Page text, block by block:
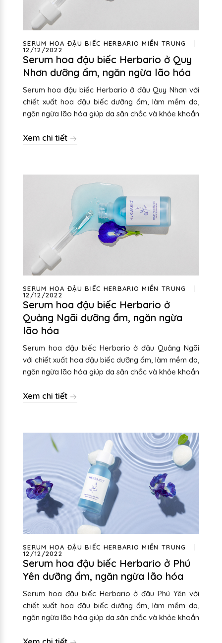
SERUM HOA ĐẬU BIẾC HERBARIO MIỀN TRUNG
12/12/2022
Serum hoa đậu biếc Herbario ở Quy
Nhơn dưỡng ẩm, ngăn ngừa lão hóa
Serum hoa đậu biếc Herbario ở đâu Quy Nhơn với
chiết xuất hoa đậu biếc dưỡng ẩm, làm mềm da,
ngăn ngừa lão hóa giúp da săn chắc và khỏe khoắn
Xem chi tiết
SERUM HOA ĐẬU BIẾC HERBARIO MIỀN TRUNG
12/12/2022
Serum hoa đậu biếc Herbario ở
Quảng Ngãi dưỡng ẩm, ngăn ngừa
lão hóa
Serum hoa đậu biếc Herbario ở đâu Quảng Ngãi
với chiết xuất hoa đậu biếc dưỡng ẩm, làm mềm da,
ngăn ngừa lão hóa giúp da săn chắc và khỏe khoắn
Xem chi tiết
SERUM HOA ĐẬU BIẾC HERBARIO MIỀN TRUNG
12/12/2022
Serum hoa đậu biếc Herbario ở Phú
Yên dưỡng ẩm, ngăn ngừa lão hóa
Serum hoa đậu biếc Herbario ở đâu Phú Yên với
chiết xuất hoa đậu biếc dưỡng ẩm, làm mềm da,
ngăn ngừa lão hóa giúp da săn chắc và khỏe khoắn